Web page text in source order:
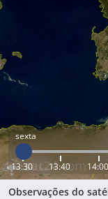
sexta
13:30 13:40 14:00
Observações do